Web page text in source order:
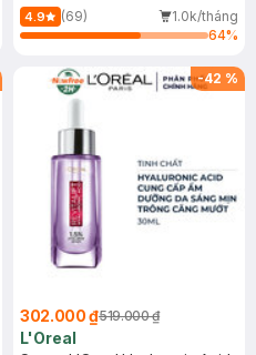
(Mới)
4.9 (69)
1.0k/tháng
64%
-42 %
302.000 ₫519.000 ₫
L'Oreal